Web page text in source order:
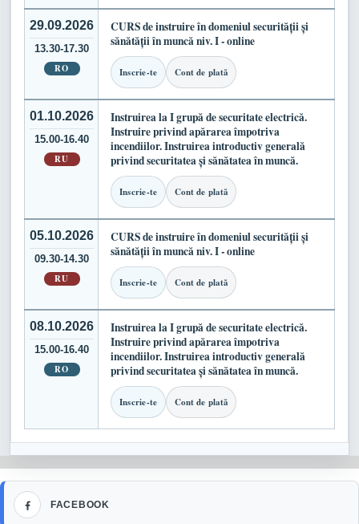
29.09.2026
13.30-17.30
RO
CURS de instruire în domeniul securității și
sănătății în muncă niv. I - online
Inscrie-te Cont de plată
01.10.2026
15.00-16.40
RU
Instruirea la I grupă de securitate electrică.
Instruire privind apărarea împotriva
incendiilor. Instruirea introductiv generală
privind securitatea și sănătatea în muncă.
Inscrie-te Cont de plată
05.10.2026
09.30-14.30
RU
CURS de instruire în domeniul securității și
sănătății în muncă niv. I - online
Inscrie-te Cont de plată
08.10.2026
15.00-16.40
RO
Instruirea la I grupă de securitate electrică.
Instruire privind apărarea împotriva
incendiilor. Instruirea introductiv generală
privind securitatea și sănătatea în muncă.
Inscrie-te Cont de plată
FACEBOOK
Facebook